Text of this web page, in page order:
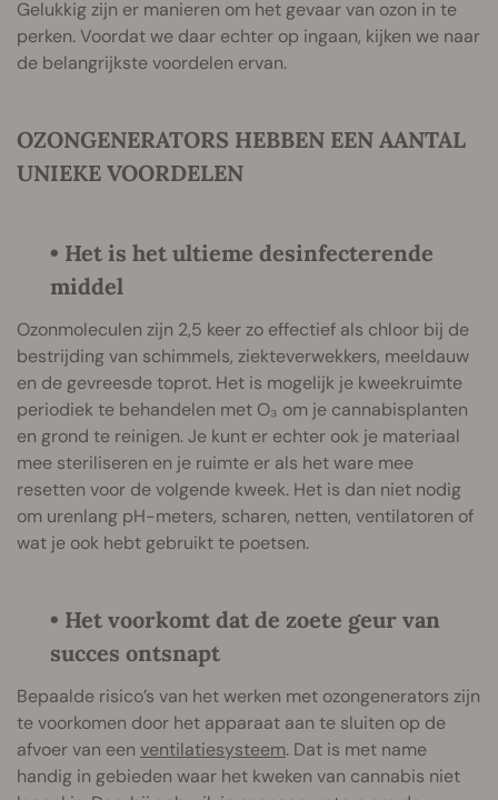
Gelukkig zijn er manieren om het gevaar van ozon in te
perken. Voordat we daar echter op ingaan, kijken we naar
de belangrijkste voordelen ervan.
OZONGENERATORS HEBBEN EEN AANTAL
UNIEKE VOORDELEN
• Het is het ultieme desinfecterende
middel
Ozonmoleculen zijn 2,5 keer zo effectief als chloor bij de
bestrijding van schimmels, ziekteverwekkers, meeldauw
en de gevreesde toprot. Het is mogelijk je kweekruimte
periodiek te behandelen met O₃ om je cannabisplanten
en grond te reinigen. Je kunt er echter ook je materiaal
mee steriliseren en je ruimte er als het ware mee
resetten voor de volgende kweek. Het is dan niet nodig
om urenlang pH-meters, scharen, netten, ventilatoren of
wat je ook hebt gebruikt te poetsen.
• Het voorkomt dat de zoete geur van
succes ontsnapt
Bepaalde risico’s van het werken met ozongenerators zijn
te voorkomen door het apparaat aan te sluiten op de
afvoer van een ventilatiesysteem. Dat is met name
handig in gebieden waar het kweken van cannabis niet